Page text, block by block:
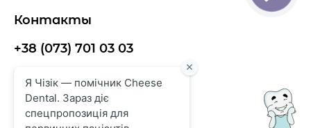
Контакты
+38 (073) 701 03 03
cheesedent@gmail.com
г. Одесса, ул. Балковская, 137г